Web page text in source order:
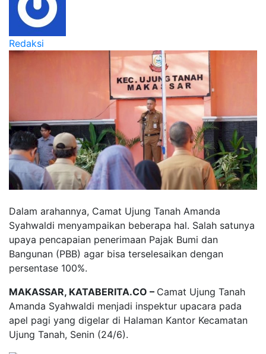
Redaksi
Dalam arahannya, Camat Ujung Tanah Amanda
Syahwaldi menyampaikan beberapa hal. Salah satunya
upaya pencapaian penerimaan Pajak Bumi dan
Bangunan (PBB) agar bisa terselesaikan dengan
persentase 100%.
MAKASSAR, KATABERITA.CO – Camat Ujung Tanah
Amanda Syahwaldi menjadi inspektur upacara pada
apel pagi yang digelar di Halaman Kantor Kecamatan
Ujung Tanah, Senin (24/6).